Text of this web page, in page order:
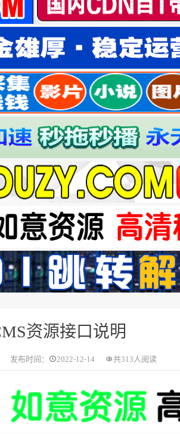
资源接口说明
发布时间： 2022-12-14 共313人阅读